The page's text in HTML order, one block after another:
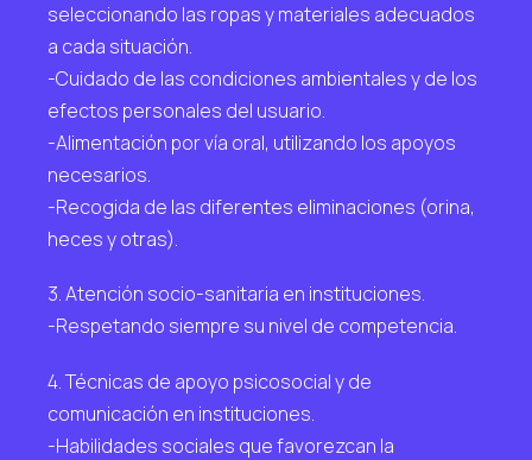
seleccionando las ropas y materiales adecuados
a cada situación.
-Cuidado de las condiciones ambientales y de los
efectos personales del usuario.
-Alimentación por vía oral, utilizando los apoyos
necesarios.
-Recogida de las diferentes eliminaciones (orina,
heces y otras).
3. Atención socio-sanitaria en instituciones.
-Respetando siempre su nivel de competencia.
4. Técnicas de apoyo psicosocial y de
comunicación en instituciones.
-Habilidades sociales que favorezcan la